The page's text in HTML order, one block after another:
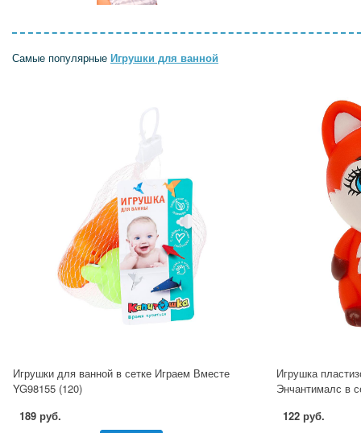
Самые популярные Игрушки для ванной
Игрушки для ванной в сетке Играем Вместе
YG98155 (120)
189 руб.
Игрушка
Энчантималс в
122 руб.